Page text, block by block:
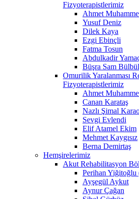
Fizyoterapistlerimiz
Ahmet
Yusuf Deniz
Dilek Kaya
Ezgi Ebinçli
Fatma Tosun
Abdulkadir
Büşra Sam Bülbül
Omurilik Yaralanması
Fizyoterapistlerimiz
Ahmet
Canan Karataş
Nazlı Şimal
Sevgi Evlendi
Elif Atamel Ekim
Mehmet Kaygısız
Berna Demirtaş
Hemşirelerimiz
Akut Rehabilitasyon
Perihan Yiğitoğlu
Ayşegül Aykut
Aynur Çağan